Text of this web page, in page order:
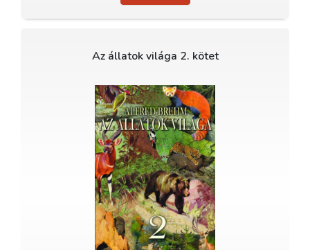
Az állatok világa 2. kötet